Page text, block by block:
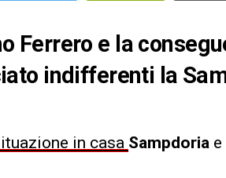
Ferrero e la
indifferenti la
in casa Sampdoria e